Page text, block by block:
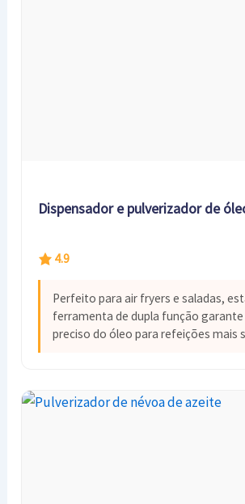
Dispensador e pulverizador de
4.9
Perfeito para air fryers e saladas,
ferramenta de dupla função
preciso do óleo para refeições mais